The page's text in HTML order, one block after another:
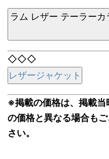
ラム レザー テーラー
◇◇◇
レザージャケット
※掲載の価格は、掲載当
の価格と異なる場合も
さい。